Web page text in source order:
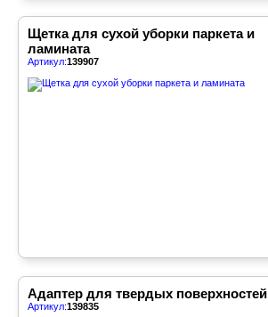
Щетка для сухой уборки паркета и
ламината
Артикул:139907
Адаптер для твердых поверхностей
Артикул:139835